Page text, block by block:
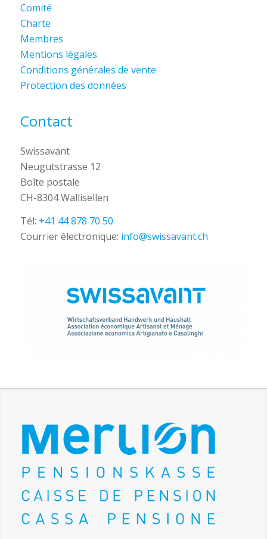
Comité
Charte
Membres
Mentions légales
Conditions générales de vente
Protection des données
Contact
Swissavant
Neugutstrasse 12
Boîte postale
CH-8304 Wallisellen
Tél: +41 44 878 70 50
Courrier électronique: info@swissavant.ch